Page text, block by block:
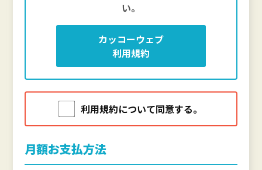
い。
カッコーウェブ
利用規約
利用規約について同意する。
月額お支払方法